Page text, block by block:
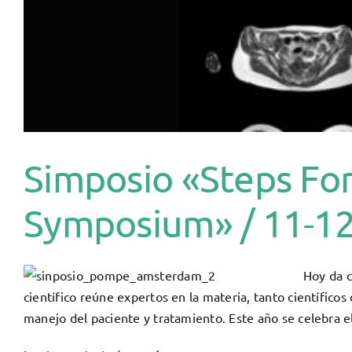
Simposio «Steps
Symposium» / 11-
Hoy da
científico reúne expertos en la materia, tanto científicos
manejo del paciente y tratamiento. Este año se celebra